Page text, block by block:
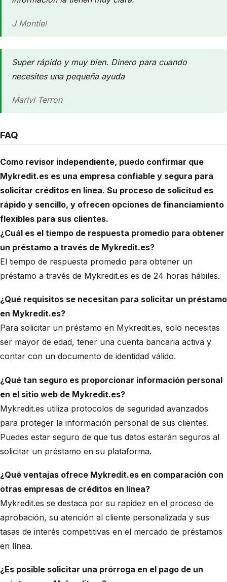
J Montiel
Super rápido y muy bien. Dinero para cuando
necesites una pequeña ayuda
Marivi Terron
FAQ
Como revisor independiente, puedo confirmar que
Mykredit.es es una empresa confiable y segura para
solicitar créditos en línea. Su proceso de solicitud es
rápido y sencillo, y ofrecen opciones de financiamiento
flexibles para sus clientes.
¿Cuál es el tiempo de respuesta promedio para obtener
un préstamo a través de Mykredit.es?
El tiempo de respuesta promedio para obtener un
préstamo a través de Mykredit.es es de 24 horas hábiles.
¿Qué requisitos se necesitan para solicitar un préstamo
en Mykredit.es?
Para solicitar un préstamo en Mykredit.es, solo necesitas
ser mayor de edad, tener una cuenta bancaria activa y
contar con un documento de identidad válido.
¿Qué tan seguro es proporcionar información personal
en el sitio web de Mykredit.es?
Mykredit.es utiliza protocolos de seguridad avanzados
para proteger la información personal de sus clientes.
Puedes estar seguro de que tus datos estarán seguros al
solicitar un préstamo en su plataforma.
¿Qué ventajas ofrece Mykredit.es en comparación con
otras empresas de créditos en línea?
Mykredit.es se destaca por su rapidez en el proceso de
aprobación, su atención al cliente personalizada y sus
tasas de interés competitivas en el mercado de préstamos
en línea.
¿Es posible solicitar una prórroga en el pago de un